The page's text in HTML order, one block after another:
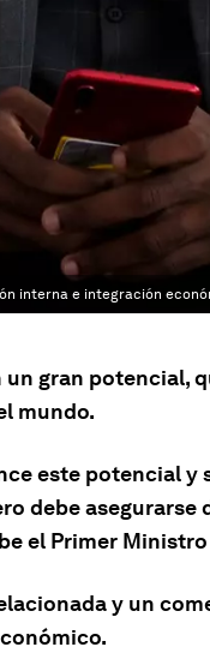
interna e integración
gran potencial,
mundo.
este potencial y
debe asegurarse
el Primer
y un